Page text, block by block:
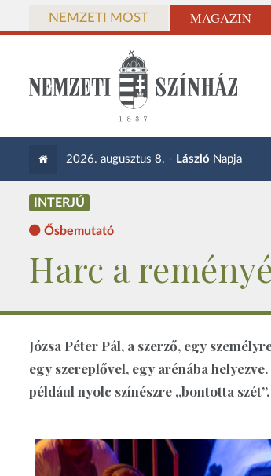
NEMZETI MOST MAGAZIN
2026. augusztus 8. - László Napja
INTERJÚ
Ősbemutató
Harc a
Józsa Péter Pál, a szerző, egy
egy szereplővel, egy arénába
például nyolc színészre „bontotta